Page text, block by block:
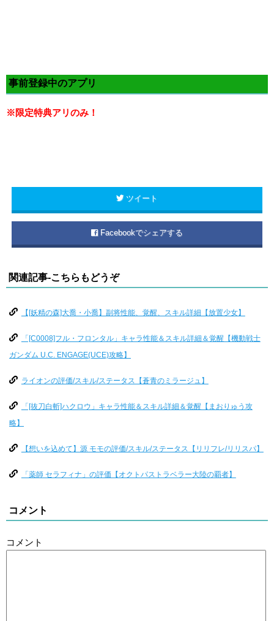
事前登録中のアプリ
※限定特典アリのみ！
ツイート
Facebookでシェアする
関連記事-こちらもどうぞ
【[妖精の森]大喬・小喬】副将性能、覚醒、スキル詳細【放置少女】
「[C0008]フル・フロンタル」キャラ性能＆スキル詳細＆覚醒【機動戦士
ガンダム U.C. ENGAGE(UCE)攻略】
ライオンの評価/スキル/ステータス【蒼青のミラージュ】
「[抜刀白斬]ハクロウ」キャラ性能＆スキル詳細＆覚醒【まおりゅう攻
略】
【想いを込めて】源 モモの評価/スキル/ステータス【リリフレ/リリスパ】
「薬師 セラフィナ」の評価【オクトパストラベラー大陸の覇者】
コメント
コメント